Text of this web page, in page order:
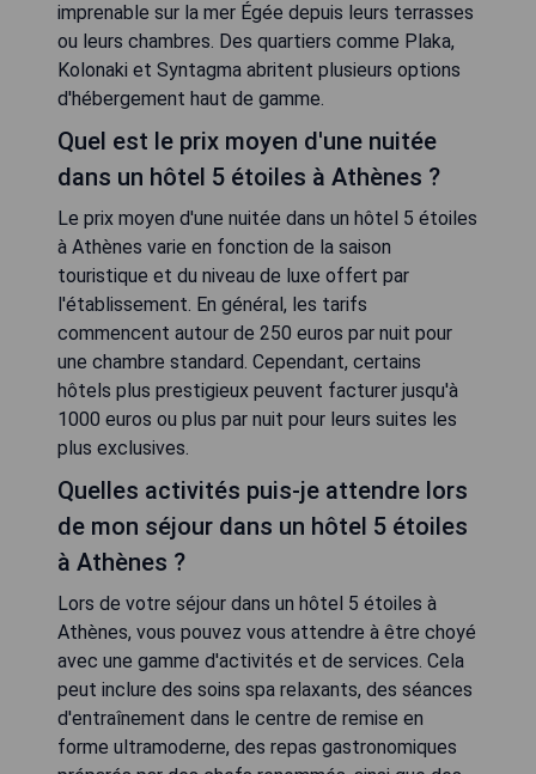
imprenable sur la mer Égée depuis leurs terrasses
ou leurs chambres. Des quartiers comme Plaka,
Kolonaki et Syntagma abritent plusieurs options
d'hébergement haut de gamme.
Quel est le prix moyen d'une nuitée
dans un hôtel 5 étoiles à Athènes ?
Le prix moyen d'une nuitée dans un hôtel 5 étoiles
à Athènes varie en fonction de la saison
touristique et du niveau de luxe offert par
l'établissement. En général, les tarifs
commencent autour de 250 euros par nuit pour
une chambre standard. Cependant, certains
hôtels plus prestigieux peuvent facturer jusqu'à
1000 euros ou plus par nuit pour leurs suites les
plus exclusives.
Quelles activités puis-je attendre lors
de mon séjour dans un hôtel 5 étoiles
à Athènes ?
Lors de votre séjour dans un hôtel 5 étoiles à
Athènes, vous pouvez vous attendre à être choyé
avec une gamme d'activités et de services. Cela
peut inclure des soins spa relaxants, des séances
d'entraînement dans le centre de remise en
forme ultramoderne, des repas gastronomiques